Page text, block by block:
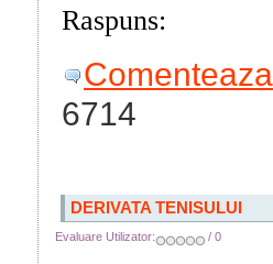
Raspuns:
6714
DERIVATA TENISULUI
Evaluare Utilizator: / 0